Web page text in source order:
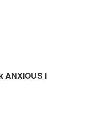
ANXIOUS I